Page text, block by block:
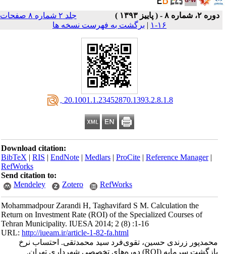
دوره ۲، شماره ۸ - ( پاییز ۱۳۹۳ )
جلد ۲ شماره ۸ صفحات
۱۶-۱
| برگشت به فهرست نسخه ها
‎ 20.1001.1.23452870.1393.2.8.1.8
Download citation:
BibTeX|RIS|EndNote|Medlars|ProCite|Reference Manager
RefWorks
Send citation to:
Mendeley
Zotero RefWorks
Mohammadpour Zarandi H, Taghavifard S M. Calculation the
Return on Investment Rate (ROI) of the Specialized Courses of
Tehran Municipality. IUESA 2014; 2 (8) :1-16
URL:http://iueam.ir/article-1-82-fa.html
محمدپور زرندی حسین، تقوی‌فرد سید محمدتقی. احتساب نرخ
بازگشت سرمایه (ROI) دوره‌های تخصصی شهرداری تهران.